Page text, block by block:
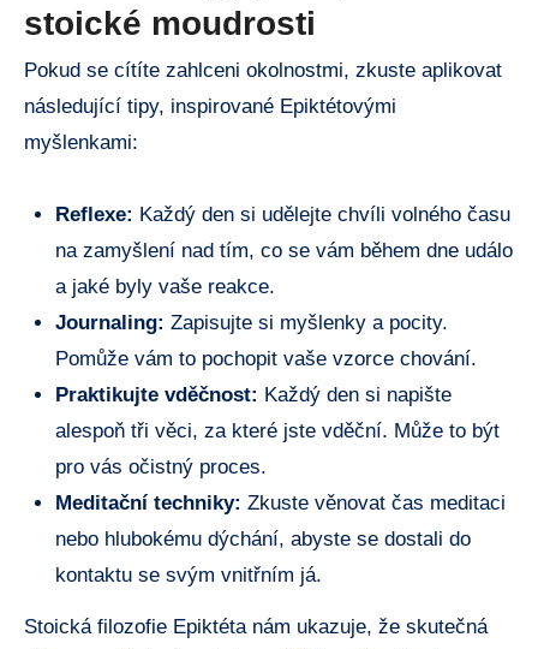
stoické moudrosti
Pokud se cítíte zahlceni okolnostmi, zkuste aplikovat
následující tipy, inspirované Epiktétovými
myšlenkami:
Reflexe: Každý den si udělejte chvíli volného času
na zamyšlení nad tím, co se vám během dne událo
a jaké byly vaše reakce.
Journaling: Zapisujte si myšlenky a pocity.
Pomůže vám to pochopit vaše vzorce chování.
Praktikujte vděčnost: Každý den si napište
alespoň tři věci, za které jste vděční. Může to být
pro vás očistný proces.
Meditační techniky: Zkuste věnovat čas meditaci
nebo hlubokému dýchání, abyste se dostali do
kontaktu se svým vnitřním já.
Stoická filozofie Epiktéta nám ukazuje, že skutečná